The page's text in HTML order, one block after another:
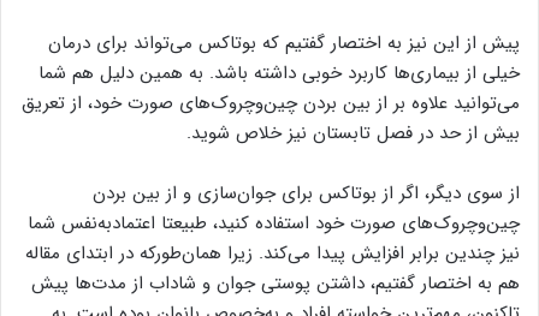
پیش از این نیز به اختصار گفتیم که بوتاکس می‌تواند برای درمان
خیلی از بیماری‌ها کاربرد خوبی داشته باشد. به همین دلیل هم شما
می‌توانید علاوه بر از بین بردن چین‌وچروک‌های صورت خود، از تعریق
بیش از حد در فصل تابستان نیز خلاص شوید.
از سوی دیگر، اگر از بوتاکس برای جوان‌سازی و از بین بردن
چین‌وچروک‌های صورت خود استفاده کنید، طبیعتا اعتمادبه‌نفس شما
نیز چندین برابر افزایش پیدا می‌کند. زیرا همان‌طورکه در ابتدای مقاله
هم به اختصار گفتیم، داشتن پوستی جوان و شاداب از مدت‌ها پیش